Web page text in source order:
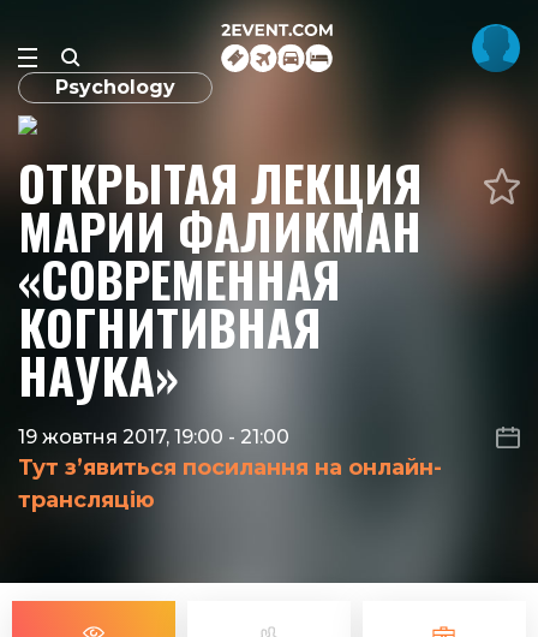
Psychology
ОТКРЫТАЯ ЛЕКЦИЯ
МАРИИ ФАЛИКМАН
«СОВРЕМЕННАЯ
КОГНИТИВНАЯ
НАУКА»
19 жовтня 2017, 19:00 - 21:00
Тут з’явиться посилання на онлайн-
трансляцію